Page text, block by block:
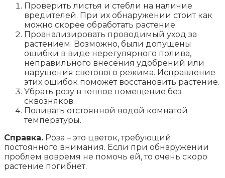
Проверить листья и стебли на наличие
вредителей. При их обнаружении стоит как
можно скорее обработать растение.
Проанализировать проводимый уход за
растением. Возможно, были допущены
ошибки в виде нерегулярного полива,
неправильного внесения удобрений или
нарушения светового режима. Исправление
этих ошибок поможет восстановить растение.
Убрать розу в теплое помещение без
сквозняков.
Поливать отстоянной водой комнатой
температуры.
Справка. Роза – это цветок, требующий
постоянного внимания. Если при обнаружении
проблем вовремя не помочь ей, то очень скоро
растение погибнет.